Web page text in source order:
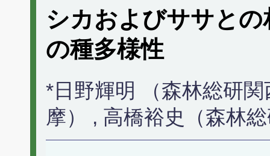
シカおよびササと
の種多様性
*日野輝明 （森林総研
摩） , 高橋裕史（森林